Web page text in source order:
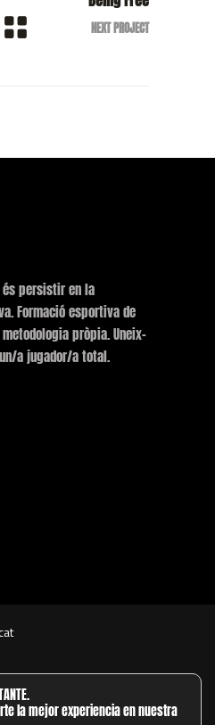
NEXT PROJECT
és persistir en la
Formació esportiva de
pròpia. Uneix-
a jugador/a total.
la mejor experiencia en nuestra